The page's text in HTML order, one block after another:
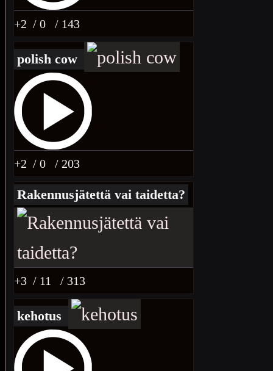
+2 / 0 / 143
polish cow
+2 / 0 / 203
Rakennusjätettä vai taidetta?
+3 / 11 / 313
kehotus